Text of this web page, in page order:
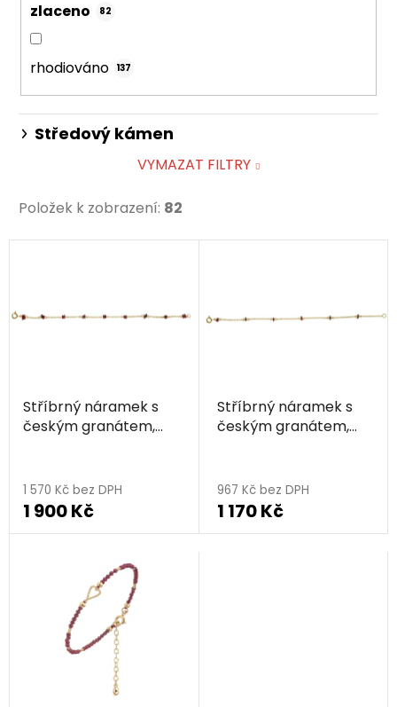
zlaceno 82
rhodiováno 137
Středový kámen
VYMAZAT FILTRY
Položek k zobrazení: 82
V
i
ů
Stříbrný náramek s
českým granátem,
hodnocení
produktu
je
hvězdiček.
1 570 Kč bez DPH
1 900 Kč
Stříbrný náramek s
českým granátem,
967 Kč bez DPH
1 170 Kč